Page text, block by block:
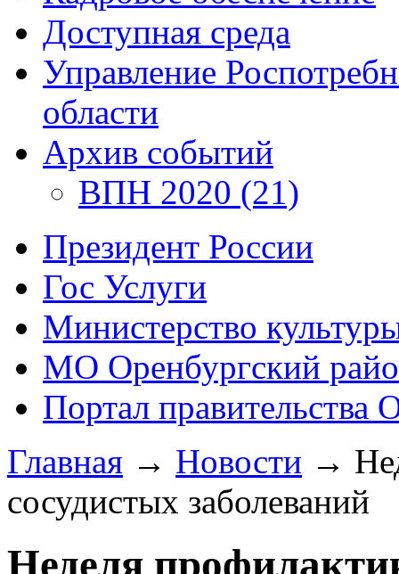
Доступная среда
Управление
области
Архив событий
ВПН 2020 (21)
Президент России
Гос Услуги
Министерство
МО Оренбургский
Портал правительства
Главная → Новости →
сосудистых заболеваний
Неделя